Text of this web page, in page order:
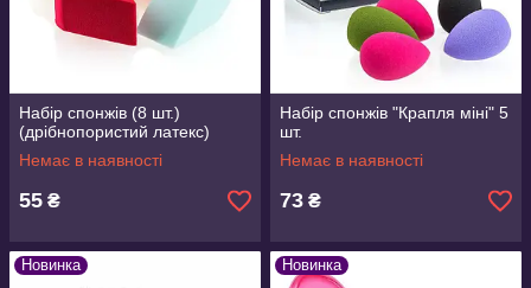
Набір спонжів (8 шт.)
(дрібнопористий латекс)
Немає в наявності
55 ₴
Набір спонжів "Крапля міні" 5
шт.
Немає в наявності
73 ₴
Новинка Новинка